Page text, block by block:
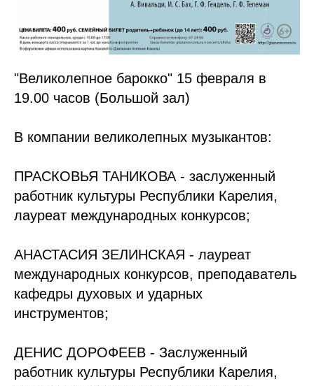
"Великолепное барокко" 15 февраля в
19.00 часов (Большой зал)
В компании великолепных музыкантов:
ПРАСКОВЬЯ ТАНИКОВА - заслуженный
работник культуры Республики Карелия,
лауреат международных конкурсов;
АНАСТАСИЯ ЗЕЛИНСКАЯ - лауреат
международных конкурсов, преподаватель
кафедры духовых и ударных
инструментов;
ДЕНИС ДОРОФЕЕВ - Заслуженный
работник культуры Республики Карелия,